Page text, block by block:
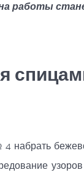
работы
набрать